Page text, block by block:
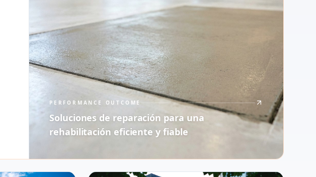
PERFORMANCE OUTCOME
Soluciones de reparación para una
rehabilitación eficiente y fiable